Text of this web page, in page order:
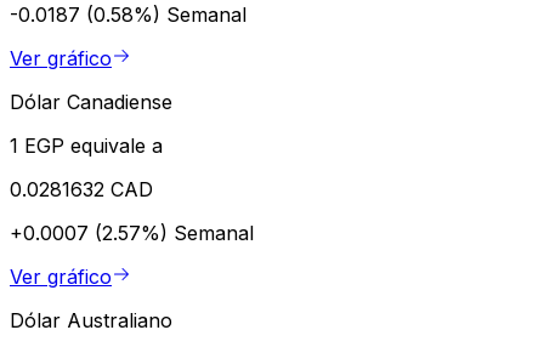
-0.0187 (0.58%) Semanal
Ver gráfico
Dólar Canadiense
1 EGP equivale a
0.0281632 CAD
+0.0007 (2.57%) Semanal
Ver gráfico
Dólar Australiano